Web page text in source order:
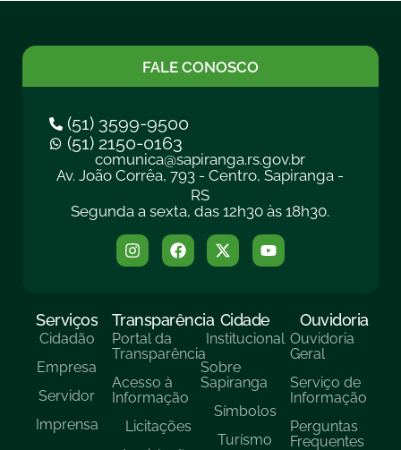
FALE CONOSCO
(51) 3599-9500
(51) 2150-0163
comunica@sapiranga.rs.gov.br
Av. João Corrêa, 793 - Centro, Sapiranga -
RS
Segunda a sexta, das 12h30 às 18h30.
Serviços
Cidadão
Empresa
Servidor
Imprensa
Transparência
Portal da
Transparência
Acesso à
Informação
Licitações
Cidade
Institucional
Sobre
Sapiranga
Símbolos
Turísmo
Ouvidoria
Ouvidoria
Geral
Serviço de
Informação
Perguntas
Frequentes